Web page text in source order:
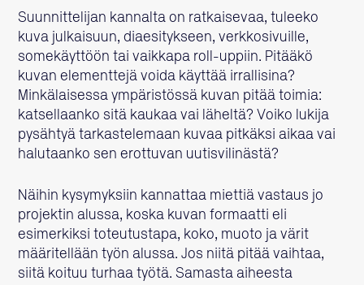
Suunnittelijan kannalta on ratkaisevaa, tuleeko
kuva julkaisuun, diaesitykseen, verkkosivuille,
somekäyttöön tai vaikkapa roll-uppiin. Pitääkö
kuvan elementtejä voida käyttää irrallisina?
Minkälaisessa ympäristössä kuvan pitää toimia:
katsellaanko sitä kaukaa vai läheltä? Voiko lukija
pysähtyä tarkastelemaan kuvaa pitkäksi aikaa vai
halutaanko sen erottuvan uutisvilinästä?
Näihin kysymyksiin kannattaa miettiä vastaus jo
projektin alussa, koska kuvan formaatti eli
esimerkiksi toteutustapa, koko, muoto ja värit
määritellään työn alussa. Jos niitä pitää vaihtaa,
siitä koituu turhaa työtä. Samasta aiheesta